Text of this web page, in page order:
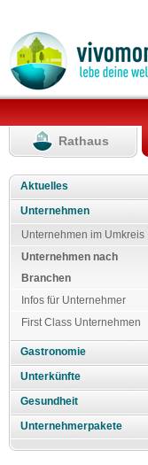
Rathaus
Aktuelles
Unternehmen
Unternehmen im Umkreis
Unternehmen nach
Branchen
Infos für Unternehmer
First Class Unternehmen
Gastronomie
Unterkünfte
Gesundheit
Unternehmerpakete